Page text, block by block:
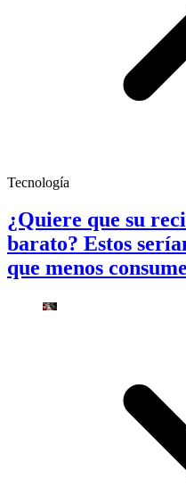
Tecnología
¿Quiere que su
barato? Estos
que menos